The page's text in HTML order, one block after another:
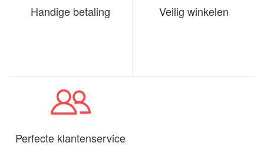
Handige betaling Veilig winkelen
Perfecte klantenservice